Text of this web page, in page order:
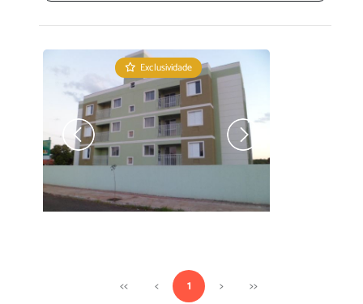
Exclusividade
CONDOMINIO RESIDENCIAL LUCI DELLA
<< < 1 > >>